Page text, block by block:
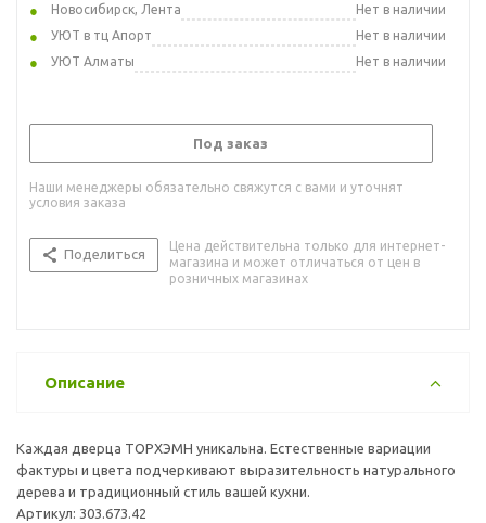
Новосибирск, Лента
Нет в наличии
УЮТ в тц Апорт
Нет в наличии
УЮТ Алматы
Нет в наличии
Под заказ
Наши менеджеры обязательно свяжутся с вами и уточнят
условия заказа
Поделиться
Цена действительна только для интернет-
магазина и может отличаться от цен в
розничных магазинах
Описание
Каждая дверца ТОРХЭМН уникальна. Естественные вариации
фактуры и цвета подчеркивают выразительность натурального
дерева и традиционный стиль вашей кухни.
Артикул: 303.673.42